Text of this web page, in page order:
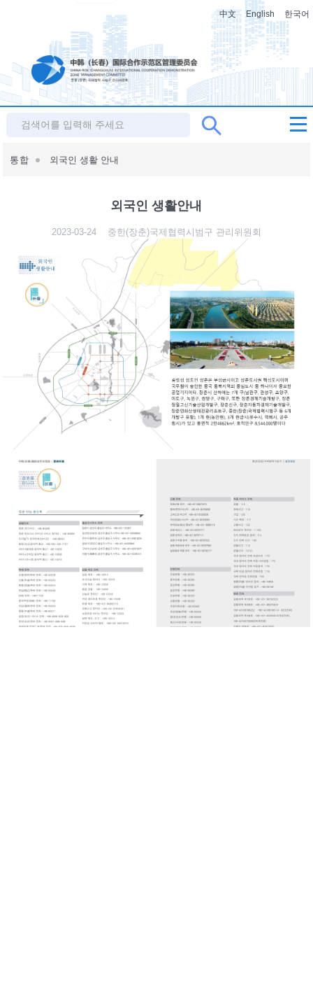
中文 English 한국어
통합 외국인 생활 안내
외국인 생활안내
2023-03-24중한(장춘)국제협력시범구 관리위원회